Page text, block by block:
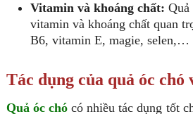
Vitamin và khoáng chất: Quả
vitamin và khoáng chất quan
B6, vitamin E, magie, selen,…
Tác dụng của quả óc chó
Quả óc chó có nhiều tác dụng tốt